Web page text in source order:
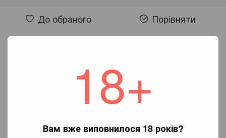
18+
Вам вже виповнилося 18 років?
До обраного Порівняти
Додайте перший відгук